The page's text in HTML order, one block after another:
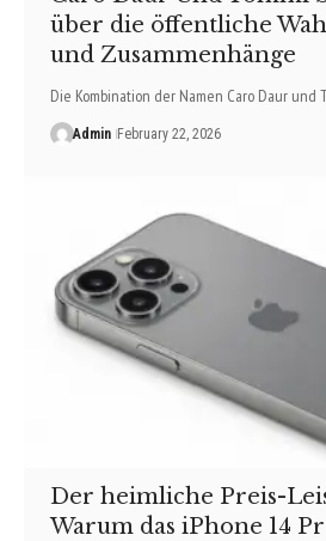
über die öffentliche
und Zusammenhänge
Die Kombination der Namen Caro Daur und
Admin February 22, 2026
Der heimliche Preis-
Warum das iPhone 14